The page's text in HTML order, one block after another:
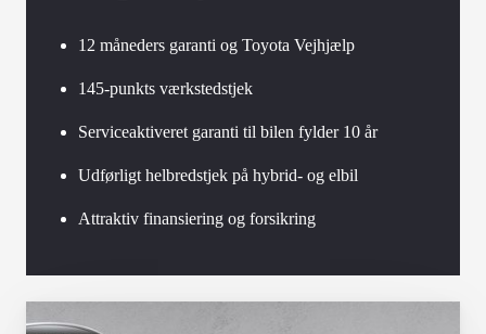
12 måneders garanti og Toyota Vejhjælp
145-punkts værkstedstjek
Serviceaktiveret garanti til bilen fylder 10 år
Udførligt helbredstjek på hybrid- og elbil
Attraktiv finansiering og forsikring